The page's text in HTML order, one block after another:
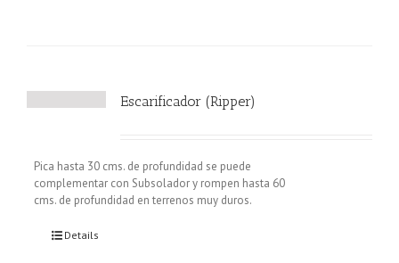
Escarificador (Ripper)
Pica hasta 30 cms. de profundidad se puede
complementar con Subsolador y rompen hasta 60
cms. de profundidad en terrenos muy duros.
Details